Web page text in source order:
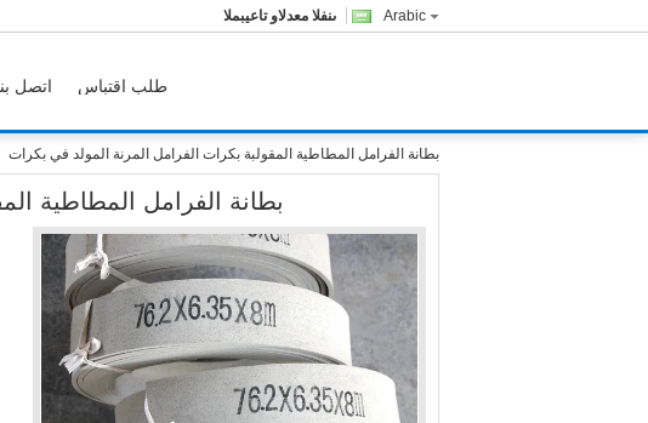
Arabic المبيعات والدعم الفنى
اتصل طلب اقتباس
بطانة الفرامل المطاطية المقولبة بكرات الفرامل المرنة المولد في بكرات
بطانة الفرامل المطاطية